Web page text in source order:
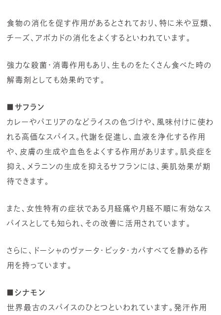
食物の消化を促す作用があるとされており、特に米や豆類、
チーズ、アボカドの消化をよくするといわれています。
強力な殺菌・消毒作用もあり、生ものをたくさん食べた時の
解毒剤としても効果的です。
■サフラン
カレーやパエリアのなどライスの色づけや、風味付けに使わ
れる高価なスパイス。代謝を促進し、血液を浄化する作用
や、皮膚の生成や血色をよくする作用があります。肌炎症を
抑え、メラニンの生成を抑えるサフランには、美肌効果が期
待できます。
また、女性特有の症状である月経痛や月経不順に有効なス
パイスとしても知られ、その改善に活用されています。
さらに、ドーシャのヴァータ・ピッタ・カパすべてを静める作
用を持っています。
■シナモン
世界最古のスパイスのひとつといわれています。発汗作用